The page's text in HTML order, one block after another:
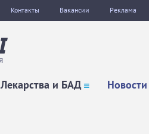
Контакты Вакансии Реклама
Лекарства и БАД Новости